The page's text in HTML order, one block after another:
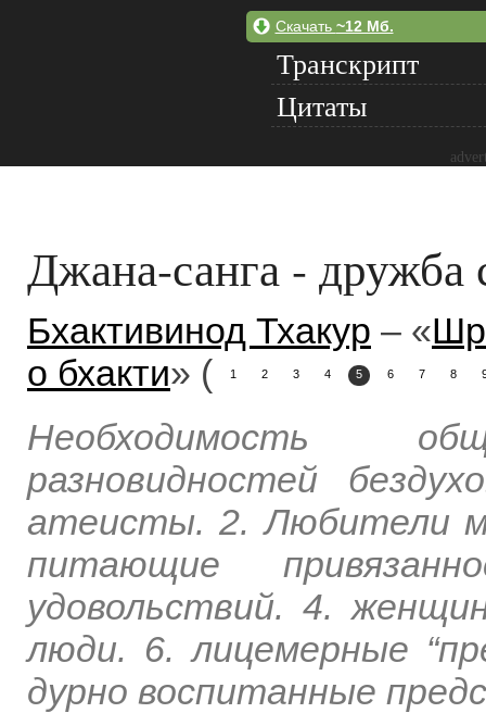
Скачать ~12 Мб.
Транскрипт
Цитаты
Джана-санга -
Бхактивинод Тхакур – «
о бхакти» ( 1 2 3 4 5 6 7 8
Необходимость
разновидностей
атеисты. 2. Любители
питающие
удовольствий. 4.
люди. 6. лицемерные
дурно воспитанные